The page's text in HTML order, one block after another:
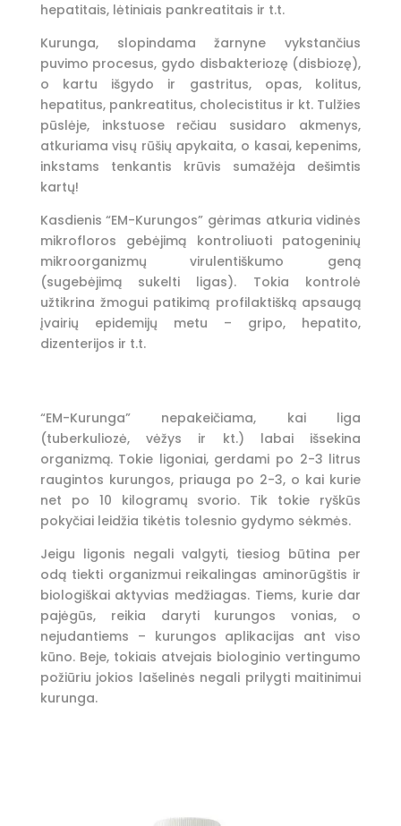
hepatitais, lėtiniais pankreatitais ir t.t.
Kurunga, slopindama žarnyne vykstančius
puvimo procesus, gydo disbakteriozę (disbiozę),
o kartu išgydo ir gastritus, opas, kolitus,
hepatitus, pankreatitus, cholecistitus ir kt. Tulžies
pūslėje, inkstuose rečiau susidaro akmenys,
atkuriama visų rūšių apykaita, o kasai, kepenims,
inkstams tenkantis krūvis sumažėja dešimtis
kartų!
Kasdienis “EM-Kurungos” gėrimas atkuria vidinės
mikrofloros gebėjimą kontroliuoti patogeninių
mikroorganizmų virulentiškumo geną
(sugebėjimą sukelti ligas). Tokia kontrolė
užtikrina žmogui patikimą profilaktišką apsaugą
įvairių epidemijų metu – gripo, hepatito,
dizenterijos ir t.t.
“EM-Kurunga” nepakeičiama, kai liga
(tuberkuliozė, vėžys ir kt.) labai išsekina
organizmą. Tokie ligoniai, gerdami po 2-3 litrus
raugintos kurungos, priauga po 2-3, o kai kurie
net po 10 kilogramų svorio. Tik tokie ryškūs
pokyčiai leidžia tikėtis tolesnio gydymo sėkmės.
Jeigu ligonis negali valgyti, tiesiog būtina per
odą tiekti organizmui reikalingas aminorūgštis ir
biologiškai aktyvias medžiagas. Tiems, kurie dar
pajėgūs, reikia daryti kurungos vonias, o
nejudantiems – kurungos aplikacijas ant viso
kūno. Beje, tokiais atvejais biologinio vertingumo
požiūriu jokios lašelinės negali prilygti maitinimui
kurunga.